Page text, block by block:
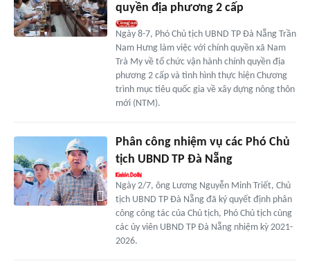
quyền địa phương 2 cấp
Ngày 8-7, Phó Chủ tịch UBND TP Đà Nẵng Trần
Nam Hưng làm việc với chính quyền xã Nam
Trà My về tổ chức vận hành chính quyền địa
phương 2 cấp và tình hình thực hiện Chương
trình mục tiêu quốc gia về xây dựng nông thôn
mới (NTM).
Phân công nhiệm vụ các Phó Chủ
tịch UBND TP Đà Nẵng
Ngày 2/7, ông Lương Nguyễn Minh Triết, Chủ
tịch UBND TP Đà Nẵng đã ký quyết định phân
công công tác của Chủ tịch, Phó Chủ tịch cùng
các ủy viên UBND TP Đà Nẵng nhiệm kỳ 2021-
2026.